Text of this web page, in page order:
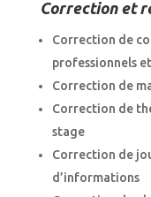
Correction et
Correction de
professionnels
Correction de
Correction de
stage
Correction de
d’informations